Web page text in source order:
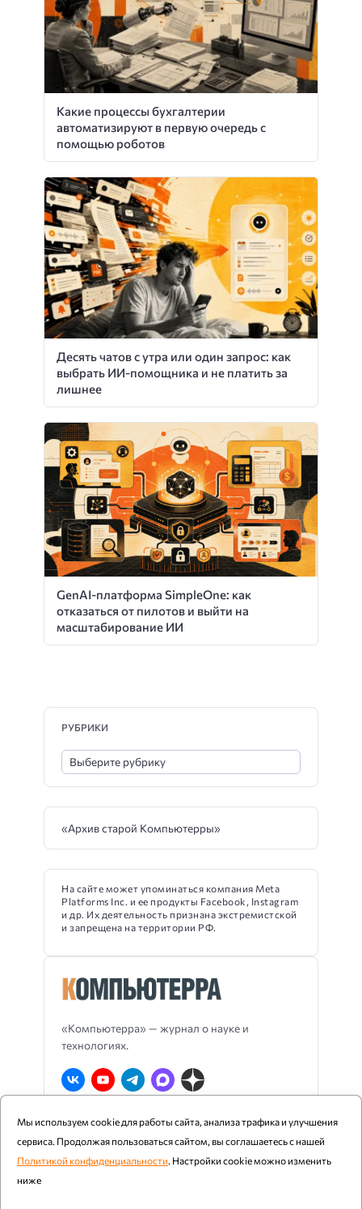
Какие процессы бухгалтерии
автоматизируют в первую очередь с
помощью роботов
Десять чатов с утра или один запрос: как
выбрать ИИ-помощника и не платить за
лишнее
GenAI-платформа SimpleOne: как
отказаться от пилотов и выйти на
масштабирование ИИ
«Компьютерра» — журнал о науке и
технологиях.
О Компьютерре Блог издания
RSS
Реклама
Политика конфиденциальности
РУБРИКИ
«Архив старой Компьютерры»
На сайте может упоминаться компания Meta
Platforms Inc. и ее продукты Facebook, Instagram
и др. Их деятельность признана экстремистской
и запрещена на территории РФ.
Мы используем cookie для работы сайта, анализа трафика и улучшения
сервиса. Продолжая пользоваться сайтом, вы соглашаетесь с нашей
Политикой конфиденциальности. Настройки cookie можно изменить
ниже